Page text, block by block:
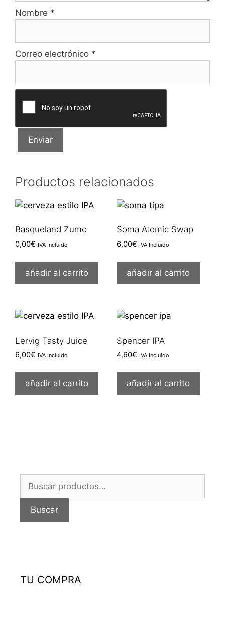
Nombre *
Correo electrónico *
Productos relacionados
Basqueland Zumo
0,00€ IVA Incluido
añadir al carrito
Soma Atomic Swap
6,00€ IVA Incluido
añadir al carrito
Lervig Tasty Juice
6,00€ IVA Incluido
añadir al carrito
Spencer IPA
4,60€ IVA Incluido
añadir al carrito
Buscar
Buscar
TU COMPRA